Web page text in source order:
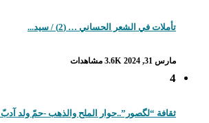
تأملات في الشعر الحساني … (2) / سيد...
مارس 31, 2024 3.6K مشاهدات
4
ثقافة “لگصور”..حوار الملح والذهب -حمّ ولد